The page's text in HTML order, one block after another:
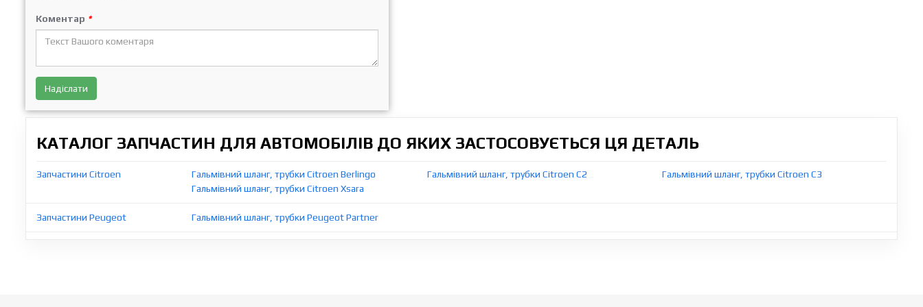
Коментар *
Надіслати
КАТАЛОГ ЗАПЧАСТИН ДЛЯ АВТОМОБІЛІВ ДО ЯКИХ ЗАСТОСОВУЄТЬСЯ ЦЯ ДЕТАЛЬ
Запчастини Citroen Гальмівний шланг, трубки Citroen Berlingo Гальмівний шланг, трубки Citroen C2
Гальмівний шланг, трубки Citroen C3
Гальмівний шланг, трубки Citroen Xsara
Запчастини Peugeot Гальмівний шланг, трубки Peugeot Partner